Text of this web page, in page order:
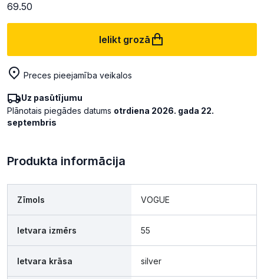
69.50
Ielikt grozā
Preces pieejamība veikalos
Uz pasūtījumu
Plānotais piegādes datums otrdiena 2026. gada 22.
septembris
Produkta informācija
Zīmols VOGUE
Ietvara izmērs 55
Ietvara krāsa silver